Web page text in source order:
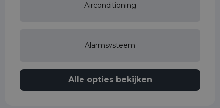
Airconditioning
Alarmsysteem
Alle opties bekijken